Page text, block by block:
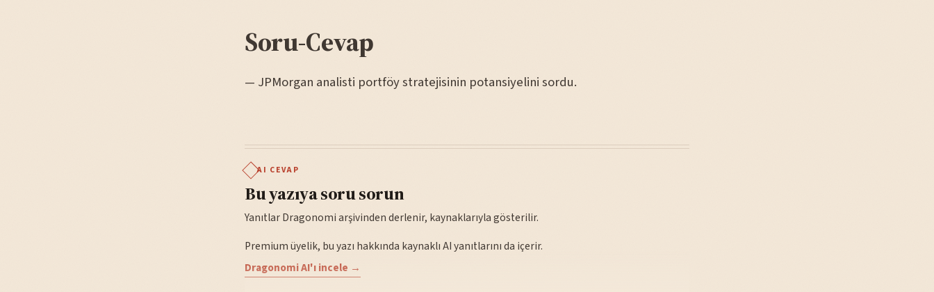
Soru-Cevap
— JPMorgan analisti portföy stratejisinin potansiyelini sordu.
AI CEVAP
Bu yazıya soru sorun
Yanıtlar Dragonomi arşivinden derlenir, kaynaklarıyla gösterilir.
Premium üyelik, bu yazı hakkında kaynaklı AI yanıtlarını da içerir.
Dragonomi AI'ı incele →